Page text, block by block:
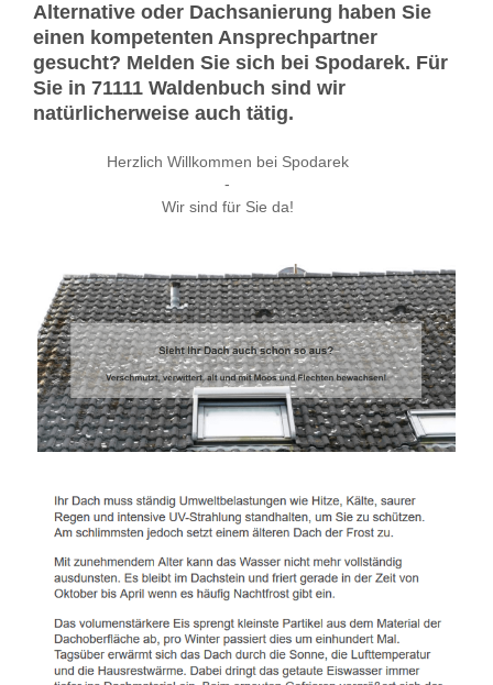
Alternative oder Dachsanierung haben Sie
einen kompetenten Ansprechpartner
gesucht? Melden Sie sich bei Spodarek. Für
Sie in 71111 Waldenbuch sind wir
natürlicherweise auch tätig.
Herzlich Willkommen bei Spodarek
-
Wir sind für Sie da!